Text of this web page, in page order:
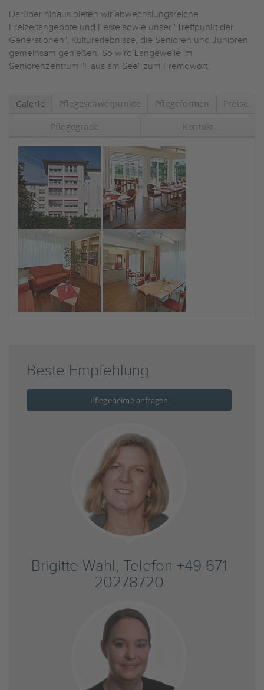
Darüber hinaus bieten wir abwechslungsreiche
Freizeitangebote und Feste sowie unser "Treffpunkt der
Generationen", Kulturerlebnisse, die Senioren und Junioren
gemeinsam genießen. So wird Langeweile im
Seniorenzentrum "Haus am See" zum Fremdwort.
Galerie Pflegeschwerpunkte Pflegeformen Preise
Pflegegrade Kontakt
Beste Empfehlung
Pflegeheime anfragen
Brigitte Wahl, Telefon +49 671
20278720